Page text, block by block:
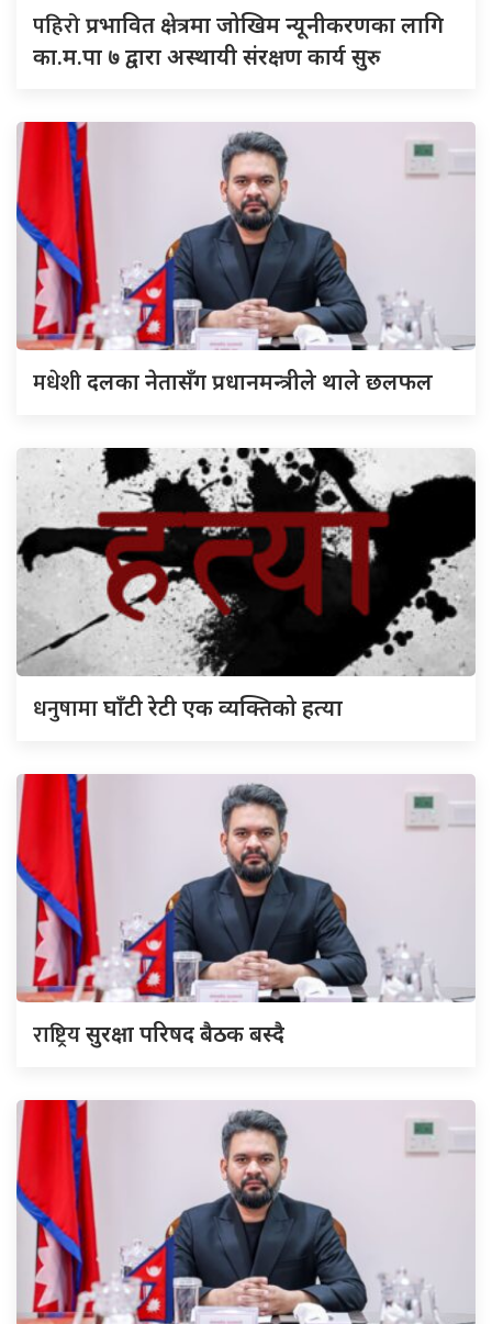
पहिरोप्रभावित क्षेत्रमा जोखिम न्यूनीकरणका लागि
का.म.पा ७ द्वारा अस्थायी संरक्षण कार्य सुरु
मधेशीदलका नेतासँग प्रधानमन्त्रीले थाले छलफल
धनुषामाघाँटी रेटी एक व्यक्तिको हत्या
राष्ट्रियसुरक्षा परिषद बैठक बस्दै